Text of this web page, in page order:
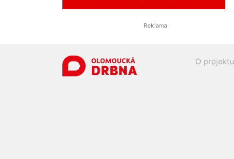
O projektu